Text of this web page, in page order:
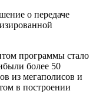
о передаче
программы стало
более 50
из мегаполисов и
в построении